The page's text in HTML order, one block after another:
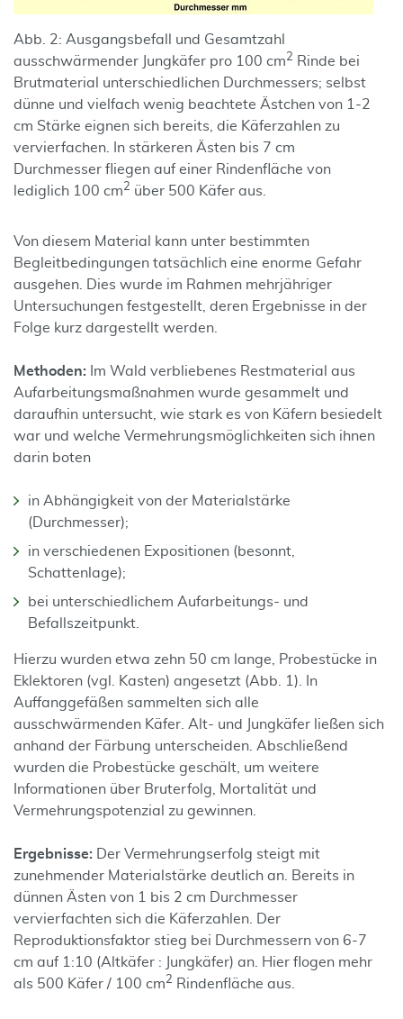
Abb. 2: Ausgangsbefall und Gesamtzahl
ausschwärmender Jungkäfer pro 100 cm2 Rinde bei
Brutmaterial unterschiedlichen Durchmessers; selbst
dünne und vielfach wenig beachtete Ästchen von 1-2
cm Stärke eignen sich bereits, die Käferzahlen zu
vervierfachen. In stärkeren Ästen bis 7 cm
Durchmesser fliegen auf einer Rindenfläche von
lediglich 100 cm2 über 500 Käfer aus.
Von diesem Material kann unter bestimmten
Begleitbedingungen tatsächlich eine enorme Gefahr
ausgehen. Dies wurde im Rahmen mehrjähriger
Untersuchungen festgestellt, deren Ergebnisse in der
Folge kurz dargestellt werden.
Methoden: Im Wald verbliebenes Restmaterial aus
Aufarbeitungsmaßnahmen wurde gesammelt und
daraufhin untersucht, wie stark es von Käfern besiedelt
war und welche Vermehrungsmöglichkeiten sich ihnen
darin boten
in Abhängigkeit von der Materialstärke
(Durchmesser);
in verschiedenen Expositionen (besonnt,
Schattenlage);
bei unterschiedlichem Aufarbeitungs- und
Befallszeitpunkt.
Hierzu wurden etwa zehn 50 cm lange, Probestücke in
Eklektoren (vgl. Kasten) angesetzt (Abb. 1). In
Auffanggefäßen sammelten sich alle
ausschwärmenden Käfer. Alt- und Jungkäfer ließen sich
anhand der Färbung unterscheiden. Abschließend
wurden die Probestücke geschält, um weitere
Informationen über Bruterfolg, Mortalität und
Vermehrungspotenzial zu gewinnen.
Ergebnisse: Der Vermehrungserfolg steigt mit
zunehmender Materialstärke deutlich an. Bereits in
dünnen Ästen von 1 bis 2 cm Durchmesser
vervierfachten sich die Käferzahlen. Der
Reproduktionsfaktor stieg bei Durchmessern von 6-7
cm auf 1:10 (Altkäfer : Jungkäfer) an. Hier flogen mehr
als 500 Käfer / 100 cm2 Rindenfläche aus.